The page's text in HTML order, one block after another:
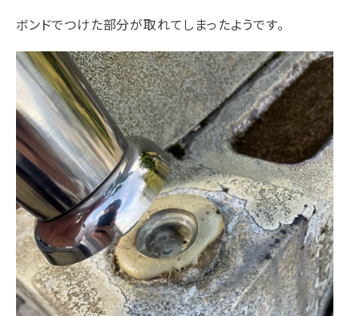
静岡県浜松市浜北区東美薗182
053-586-7876
地図を開く 店舗評価 詳細を見る
浜松店 藤枝店 焼津本店
静岡本通店 静岡石田街道店 清水店
裾野店
お店一覧を見る
- セール情報
- 新着情報
- スタッフブログ
- 企業情報
- 採用情報
- やまき寺子屋教室
- なつかしのCM
ボンドでつけた部分が取れてしまったようです。